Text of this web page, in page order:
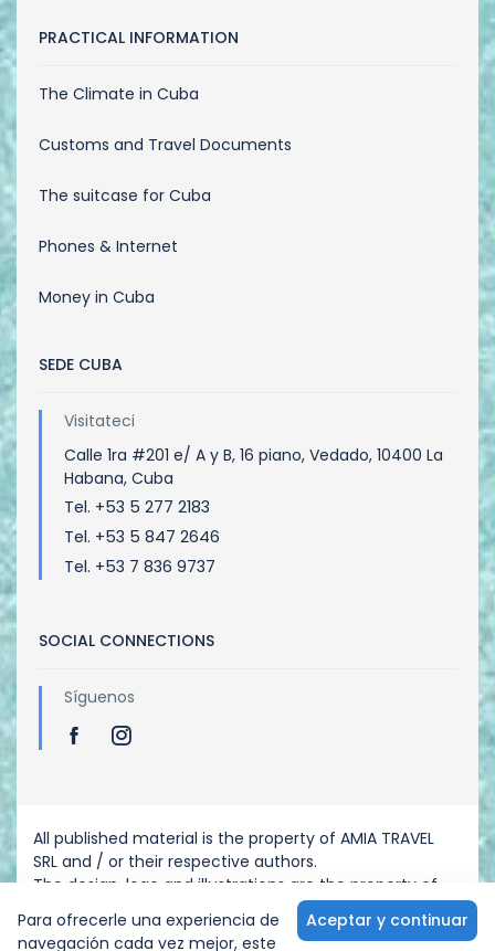
PRACTICAL INFORMATION
The Climate in Cuba
Customs and Travel Documents
The suitcase for Cuba
Phones & Internet
Money in Cuba
SEDE CUBA
Visitateci
Calle 1ra #201 e/ A y B, 16 piano, Vedado, 10400 La
Habana, Cuba
Tel. +53 5 277 2183
Tel. +53 5 847 2646
Tel. +53 7 836 9737
SOCIAL CONNECTIONS
Síguenos
All published material is the property of AMIA TRAVEL
SRL and / or their respective authors.
The design, logo and illustrations are the property of
AMIA TRAVEL SRL - Any reproduction is prohibited.
Para ofrecerle una experiencia de
navegación cada vez mejor, este
Aceptar y continuar